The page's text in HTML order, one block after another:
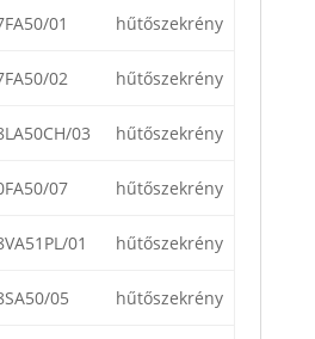
01 hűtőszekrény
02 hűtőszekrény
03 hűtőszekrény
07 hűtőszekrény
01 hűtőszekrény
05 hűtőszekrény